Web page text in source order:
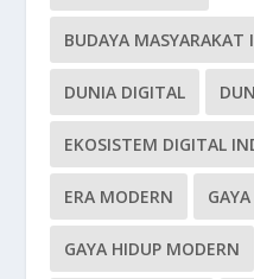
BUDAYA MASYARAKAT
DUNIA DIGITAL
EKOSISTEM DIGITAL
ERA MODERN
GAYA HIDUP MODERN